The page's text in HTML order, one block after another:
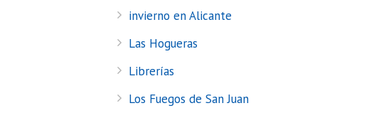
invierno en Alicante
Las Hogueras
Librerías
Los Fuegos de San Juan